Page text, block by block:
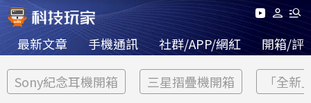
最新文章 手機通訊 社群/APP/網紅 開箱/評
Sony紀念耳機開箱 三星摺疊機開箱 「全新